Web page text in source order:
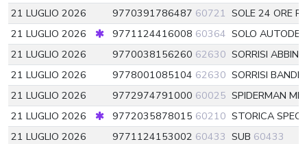
21 LUGLIO 2026
9770391786487 60721 SOLE 24 ORE
21 LUGLIO 2026
9771124416008 60364 SOLO
21 LUGLIO 2026
9770038156260 62630 SORRISI
21 LUGLIO 2026
9778001085104 62630 SORRISI
21 LUGLIO 2026
9772974791000 60025 SPIDERMAN
21 LUGLIO 2026
9772035878015 60210 STORICA
21 LUGLIO 2026
9771124153002 60433 SUB 60433